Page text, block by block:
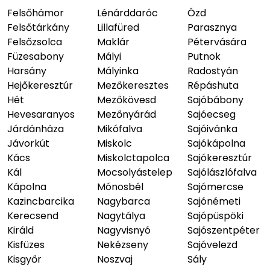
Felsőhámor
Felsőtárkány
Felsőzsolca
Füzesabony
Harsány
Hejőkeresztúr
Hét
Hevesaranyos
Járdánháza
Jávorkút
Kács
Kál
Kápolna
Kazincbarcika
Kerecsend
Királd
Kisfüzes
Kisgyőr
Lénárddaróc
Lillafüred
Maklár
Mályi
Mályinka
Mezőkeresztes
Mezőkövesd
Mezőnyárád
Mikófalva
Miskolc
Miskolctapolca
Mocsolyástelep
Mónosbél
Nagybarca
Nagytálya
Nagyvisnyó
Nekézseny
Noszvaj
Ózd
Parasznya
Pétervására
Putnok
Radostyán
Répáshuta
Sajóbábony
Sajóecseg
Sajóivánka
Sajókápolna
Sajókeresztúr
Sajólászlófalva
Sajómercse
Sajónémeti
Sajópüspöki
Sajószentpéter
Sajóvelezd
Sály